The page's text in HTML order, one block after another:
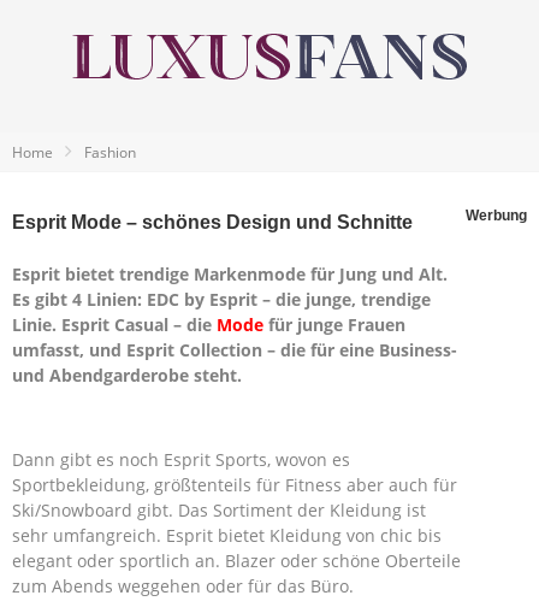
Home Fashion
Esprit Mode – schönes Design und Schnitte Werbung
Esprit bietet trendige Markenmode für Jung und Alt.
Es gibt 4 Linien: EDC by Esprit – die junge, trendige
Linie. Esprit Casual – die Mode für junge Frauen
umfasst, und Esprit Collection – die für eine Business-
und Abendgarderobe steht.
Dann gibt es noch Esprit Sports, wovon es
Sportbekleidung, größtenteils für Fitness aber auch für
Ski/Snowboard gibt. Das Sortiment der Kleidung ist
sehr umfangreich. Esprit bietet Kleidung von chic bis
elegant oder sportlich an. Blazer oder schöne Oberteile
zum Abends weggehen oder für das Büro.